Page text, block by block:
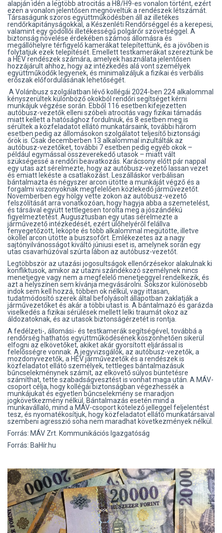
alapján idén a legtöbb atrocitás a H8/H9-es vonalon történt, ezért
ezen a vonalon jelentősen megnöveltük a rendészek létszámát.
Társaságunk szoros együttműködésben áll az illetékes
rendőrkapitányságokkal, a Készenléti Rendőrséggel és a kerepesi,
valamint egy gödöllői illetékességű polgárőr szövetséggel. A
biztonság növelése érdekében számos állomásra és
megállóhelyre térfigyelő kamerákat telepítettünk, és a jövőben is
folytatjuk ezek telepítését. Emellett testkamerákat szereztünk be
a HÉV rendészek számára, amelyek használata jelentősen
hozzájárult ahhoz, hogy az intézkedés alá vont személyek
együttműködők legyenek, és minimalizáljuk a fizikai és verbális
erőszak előfordulásának lehetőségét.
A Volánbusz szolgálatban lévő kollégái 2024-ben 224 alkalommal
kényszerültek különböző okokból rendőri segítséget kérni
munkájuk végzése során. Ebből 116 esetben kifejezetten
autóbusz-vezetők elleni szóbeli atrocitás vagy fizikai támadás
miatt kellett a hatósághoz fordulniuk, és 8 esetben meg is
sérültek a közfeladatot ellátó munkatársaink, további három
esetben pedig az állomásokon szolgálatot teljesítő biztonsági
őrök is. Csak decemberben 13 alkalommal inzultálták az
autóbusz-vezetőket, további 7 esetben pedig egyéb okok –
például egymással összeverekedő utasok – miatt vált
szükségessé a rendőri beavatkozás. Karácsony előtt pár nappal
egy utas azt sérelmezte, hogy az autóbusz-vezető lassan vezet
és emiatt lekéste a csatlakozást. Leszálláskor verbálisan
bántalmazta és négyszer arcon ütötte a munkáját végző és a
forgalmi viszonyoknak megfelelően közlekedő járművezetőt.
Novemberben egy hölgy vette zokon az autóbusz-vezető
felszólítását arra vonatkozóan, hogy hagyja abba a szemetelést,
és társával együtt tettlegesen torolta meg a jószándékú
figyelmeztetést. Augusztusban egy utas sérelmezte a
járművezető intézkedését, ezért ülőhelyéről felállva
fenyegetőzött, leköpte és több alkalommal megütötte, illetve
ököllel arcon ütötte a buszsofőrt. Emlékezetes az a nagy
sajtónyilvánosságot kiváltó júniusi eset is, amelynek során egy
utas csavarhúzóval szúrta lábon az autóbusz-vezetőt.
Legtöbbször az utazási jogosultságok ellenőrzésekor alakulnak ki
konfliktusok, amikor az utazni szándékozó személynek nincs
menetjegye vagy nem a megfelelő menetjeggyel rendelkezik, és
azt a helyszínen sem kívánja megvásárolni. Sokszor különösebb
indok sem kell hozzá, többen ok nélkül, vagy ittasan,
tudatmódosító szerek által befolyásolt állapotban zaklatják a
járművezetőket és akár a többi utast is. A bántalmazó és garázda
viselkedés a fizikai sérülések mellett lelki traumát okoz az
áldozatoknak, és az utasok biztonságérzetét is rontja.
A fedélzeti-, állomási- és testkamerák segítségével, továbbá a
rendőrség hathatós együttműködésének köszönhetően sikerül
elfogni az elkövetőket, akiket akár gyorsított eljárással is
felelősségre vonnak. A jegyvizsgálók, az autóbusz-vezetők, a
mozdonyvezetők, a HÉV járművezetők és a rendészek is
közfeladatot ellátó személyek, tettleges bántalmazásuk
bűncselekménynek számít, az elkövető súlyos büntetésre
számíthat, tette szabadságvesztést is vonhat maga után. A MÁV-
csoport célja, hogy kollégái biztonságban végezhessék a
munkájukat és egyetlen bűncselekmény se maradjon
jogkövetkezmény nélkül. Bántalmazás esetén mind a
munkavállaló, mind a MÁV-csoport kötelező jelleggel feljelentést
tesz, és nyomatékosítjuk, hogy közfeladatot ellátó munkatársaival
szembeni agresszió soha nem maradhat következmények nélkül.
Forrás: MÁV Zrt. Kommunikációs Igazgatóság
Forrás: BaHír.hu